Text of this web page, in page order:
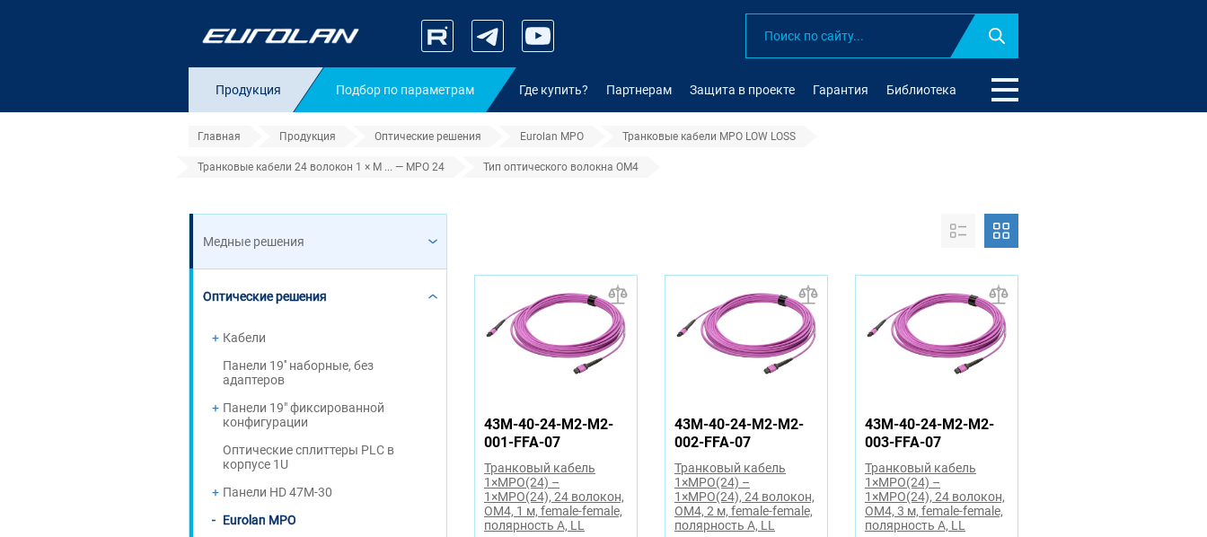
Найти
Продукция Подбор по параметрам Где купить? Партнерам Защита в проекте Гарантия Библиотека
Главная Продукция Оптические решения Eurolan MPO Транковые кабели MPO LOW LOSS
Транковые кабели 24 волокон 1 × M ... — MPO 24 Тип оптического волокна OM4
Медные решения
Оптические решения
Кабели
Панели 19'' наборные, без
адаптеров
Панели 19" фиксированной
конфигурации
Оптические сплиттеры PLC в
корпусе 1U
Панели HD 47M-30
Eurolan MPO
43M-40-24-M2-M2-
001-FFA-07
Транковый кабель
1×MPO(24) –
1×MPO(24), 24 волокон,
OM4, 1 м, female-female,
полярность A, LL
43M-40-24-M2-M2-
002-FFA-07
Транковый кабель
1×MPO(24) –
1×MPO(24), 24 волокон,
OM4, 2 м, female-female,
полярность A, LL
43M-40-24-M2-M2-
003-FFA-07
Транковый кабель
1×MPO(24) –
1×MPO(24), 24 волокон,
OM4, 3 м, female-female,
полярность A, LL